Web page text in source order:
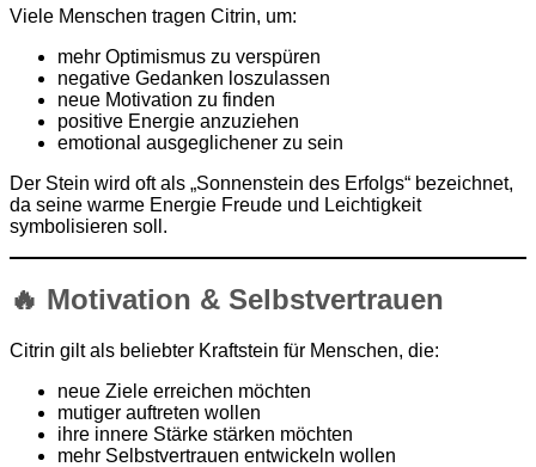
Viele Menschen tragen Citrin, um:
mehr Optimismus zu verspüren
negative Gedanken loszulassen
neue Motivation zu finden
positive Energie anzuziehen
emotional ausgeglichener zu sein
Der Stein wird oft als „Sonnenstein des Erfolgs“ bezeichnet,
da seine warme Energie Freude und Leichtigkeit
symbolisieren soll.
🔥 Motivation & Selbstvertrauen
Citrin gilt als beliebter Kraftstein für Menschen, die:
neue Ziele erreichen möchten
mutiger auftreten wollen
ihre innere Stärke stärken möchten
mehr Selbstvertrauen entwickeln wollen